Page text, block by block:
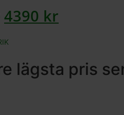
4390 kr
lägsta pris